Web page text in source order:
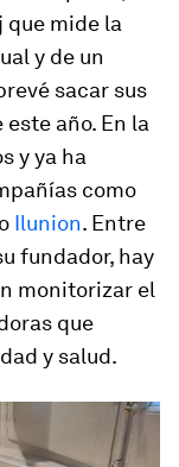
mide la
y de un
sacar sus
año. En la
y ya ha
como
o Ilunion. Entre
fundador, hay
monitorizar el
que
y salud.